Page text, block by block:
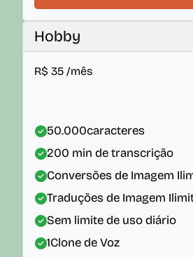
Hobby
R$ 35 /mês
50.000caracteres
200 min de transcrição
Conversões de Imagem
Traduções de Imagem
Sem limite de uso diário
1Clone de Voz